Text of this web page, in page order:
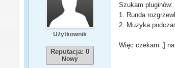
Użytkownik
Reputacja: 0
Nowy
Szukam pluginów:
1. Runda
2. Muzyka
Więc czekam ;]